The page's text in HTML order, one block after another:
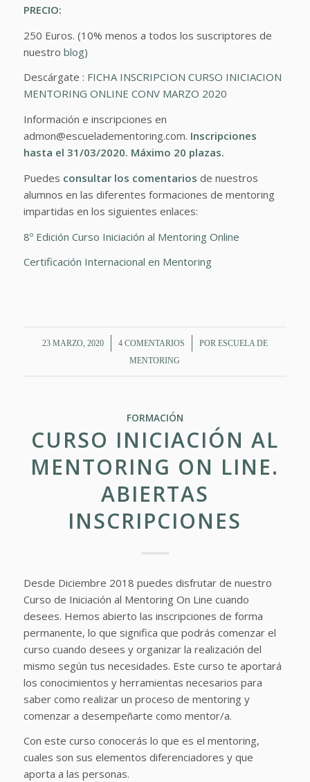
PRECIO:
250 Euros. (10% menos a todos los suscriptores de
nuestro blog)
Descárgate : FICHA INSCRIPCION CURSO INICIACION
MENTORING ONLINE CONV MARZO 2020
Información e inscripciones en
admon@escueladementoring.com. Inscripciones
hasta el 31/03/2020. Máximo 20 plazas.
Puedes consultar los comentarios de nuestros
alumnos en las diferentes formaciones de mentoring
impartidas en los siguientes enlaces:
8º Edición Curso Iniciación al Mentoring Online
Certificación Internacional en Mentoring
23 MARZO, 2020
/ 4 COMENTARIOS
/ POR ESCUELA DE
MENTORING
FORMACIÓN
CURSO INICIACIÓN AL
MENTORING ON LINE.
ABIERTAS
INSCRIPCIONES
Desde Diciembre 2018 puedes disfrutar de nuestro
Curso de Iniciación al Mentoring On Line cuando
desees. Hemos abierto las inscripciones de forma
permanente, lo que significa que podrás comenzar el
curso cuando desees y organizar la realización del
mismo según tus necesidades. Este curso te aportará
los conocimientos y herramientas necesarios para
saber como realizar un proceso de mentoring y
comenzar a desempeñarte como mentor/a.
Con este curso conocerás lo que es el mentoring,
cuales son sus elementos diferenciadores y que
aporta a las personas.